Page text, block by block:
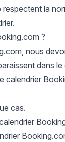
la
?
nous
dans
calendrier
cas.